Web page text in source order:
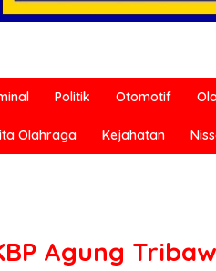
Politik Otomotif
Olahraga Kejahatan
Agung